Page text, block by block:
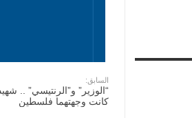
السابق:
“الوزير” و”الرنتيسي” ..
كانت وجهتهما فلسطين